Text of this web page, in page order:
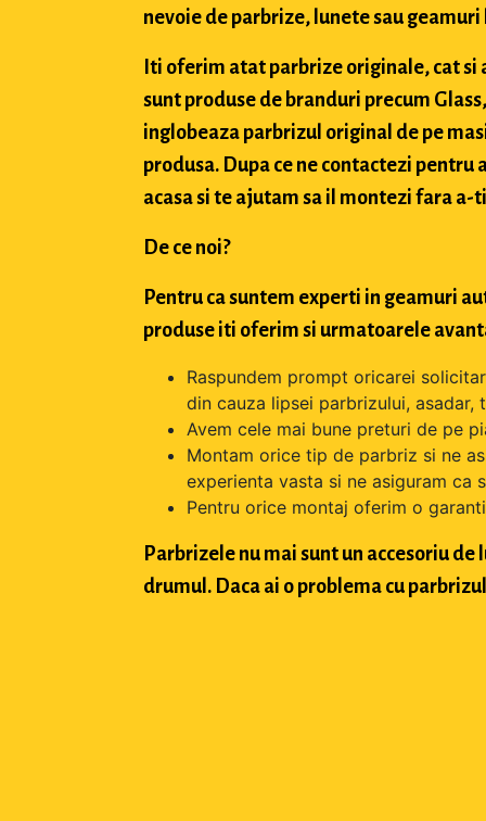
nevoie de parbrize, lunete sau
Iti oferim atat parbrize originale, cat
sunt produse de branduri precum
inglobeaza parbrizul original de pe
produsa. Dupa ce ne contactezi
acasa si te ajutam sa il montezi fara a-
De ce noi?
Pentru ca suntem experti in geamuri
produse iti oferim si urmatoarele
Raspundem prompt oricarei
din cauza lipsei parbrizului,
Avem cele mai bune preturi de pe
Montam orice tip de parbriz si ne
experienta vasta si ne asiguram ca
Pentru orice montaj oferim o
Parbrizele nu mai sunt un accesoriu
drumul. Daca ai o problema cu